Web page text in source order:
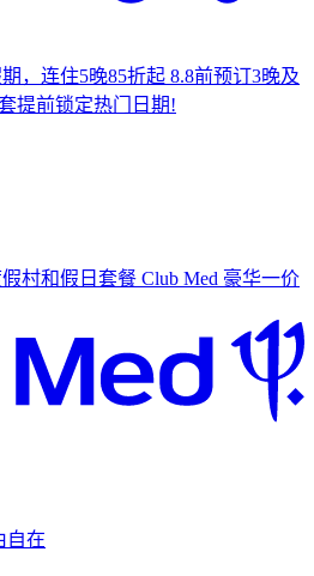
，连住5晚85折起 8.8前预订3晚及
提前锁定热门日期!
村和假日套餐 Club Med 豪华一价
自在